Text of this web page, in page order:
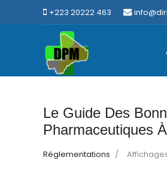
+223 20222 463
Le Guide Des
Pharmaceutiques
Réglementations